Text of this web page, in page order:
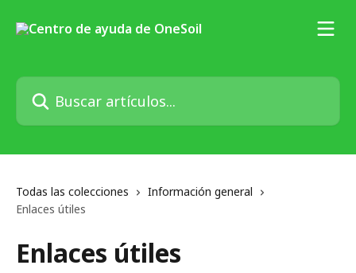
Buscar artículos...
Todas las colecciones
Información general
Enlaces útiles
Enlaces útiles